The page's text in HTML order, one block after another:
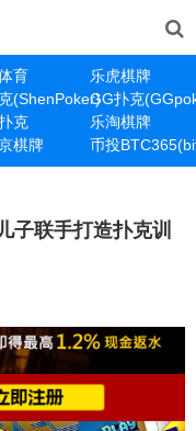
育
乐虎棋牌
(ShenPoker)GG扑克
克
乐淘棋牌
棋牌 币投
子联手打造扑克训